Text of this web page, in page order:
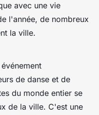
avec une vie
l'année, de nombreux
la ville.
de danse et de
du monde entier se
de la ville. C'est une